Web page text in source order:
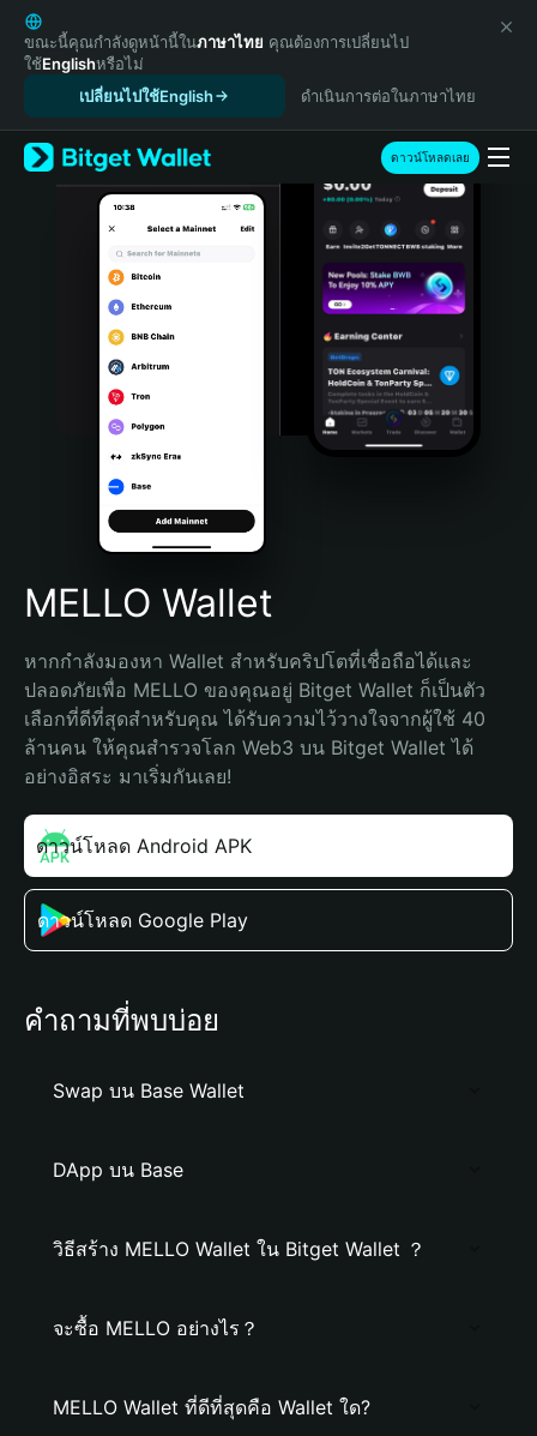
English
日本語
Tiếng Việt
Español (Latinoamérica)
Türkçe
Italiano
Português (Portugal)
Bahasa Indonesia
Português (Brasil)
Español (Argentina)
ขณะนี้คุณกำลังดูหน้านี้ในภาษาไทย คุณต้องการเปลี่ยนไป
ใช้Englishหรือไม่
เปลี่ยนไปใช้English
ดำเนินการต่อในภาษาไทย
ดาวน์โหลดเลย
MELLO Wallet
หากกำลังมองหา Wallet สำหรับคริปโตที่เชื่อถือได้และ
ปลอดภัยเพื่อ MELLO ของคุณอยู่ Bitget Wallet ก็เป็นตัว
เลือกที่ดีที่สุดสำหรับคุณ ได้รับความไว้วางใจจากผู้ใช้ 40
ล้านคน ให้คุณสำรวจโลก Web3 บน Bitget Wallet ได้
อย่างอิสระ มาเริ่มกันเลย!
ดาวน์โหลด Android APK
ดาวน์โหลด Google Play
คำถามที่พบบ่อย
Swap บน Base Wallet
DApp บน Base
วิธีสร้าง MELLO Wallet ใน Bitget Wallet ？
จะซื้อ MELLO อย่างไร？
MELLO Wallet ที่ดีที่สุดคือ Wallet ใด?